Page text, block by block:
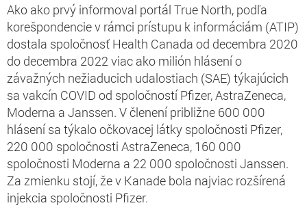
Ako ako prvý informoval portál True North, podľa
korešpondencie v rámci prístupu k informáciám (ATIP)
dostala spoločnosť Health Canada od decembra 2020
do decembra 2022 viac ako milión hlásení o
závažných nežiaducich udalostiach (SAE) týkajúcich
sa vakcín COVID od spoločností Pfizer, AstraZeneca,
Moderna a Janssen. V členení približne 600 000
hlásení sa týkalo očkovacej látky spoločnosti Pfizer,
220 000 spoločnosti AstraZeneca, 160 000
spoločnosti Moderna a 22 000 spoločnosti Janssen.
Za zmienku stojí, že v Kanade bola najviac rozšírená
injekcia spoločnosti Pfizer.